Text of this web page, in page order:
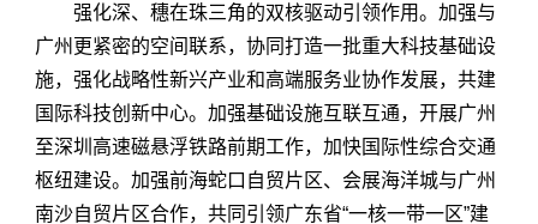
强化深、穗在珠三角的双核驱动引领作用。加强与
广州更紧密的空间联系，协同打造一批重大科技基础设
施，强化战略性新兴产业和高端服务业协作发展，共建
国际科技创新中心。加强基础设施互联互通，开展广州
至深圳高速磁悬浮铁路前期工作，加快国际性综合交通
枢纽建设。加强前海蛇口自贸片区、会展海洋城与广州
南沙自贸片区合作，共同引领广东省“一核一带一区”建